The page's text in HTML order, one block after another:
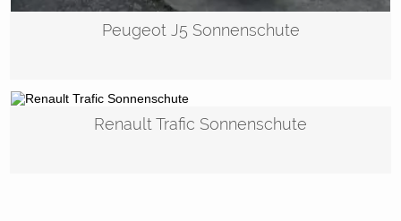
Peugeot J5 Sonnenschute
Renault Trafic Sonnenschute